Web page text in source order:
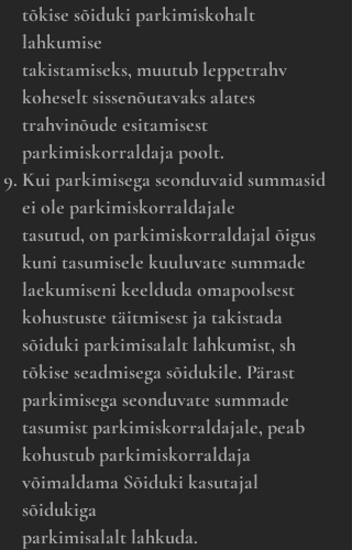
tõkise sõiduki parkimiskohalt
lahkumise
takistamiseks, muutub leppetrahv
koheselt sissenõutavaks alates
trahvinõude esitamisest
parkimiskorraldaja poolt.
Kui parkimisega seonduvaid summasid
ei ole parkimiskorraldajale
tasutud, on parkimiskorraldajal õigus
kuni tasumisele kuuluvate summade
laekumiseni keelduda omapoolsest
kohustuste täitmisest ja takistada
sõiduki parkimisalalt lahkumist, sh
tõkise seadmisega sõidukile. Pärast
parkimisega seonduvate summade
tasumist parkimiskorraldajale, peab
kohustub parkimiskorraldaja
võimaldama Sõiduki kasutajal
sõidukiga
parkimisalalt lahkuda.